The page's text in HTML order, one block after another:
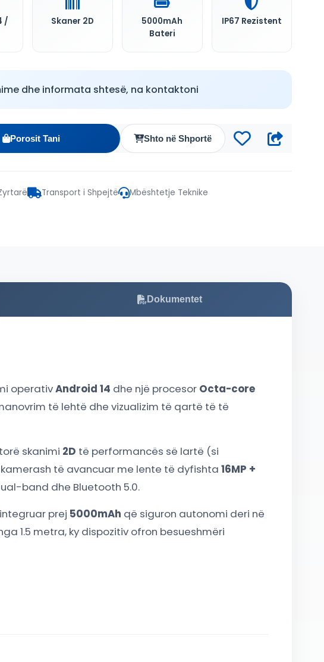
/
Skaner 2D
5000mAh
Bateri
IP67 Rezistent
dhe informata shtesë, na kontaktoni
Porosit Tani Shto në Shportë
Transport i Shpejtë Mbështetje Teknike
Dokumentet
operativAndroid 14 dhe një procesor Octa-core
të lehtë dhe vizualizim të qartë të të
skanimi 2D të performancës së lartë (si
të avancuar me lente të dyfishta 16MP +
band dhe Bluetooth 5.0.
prej 5000mAh që siguron autonomi deri në
1.5 metra, ky dispozitiv ofron besueshmëri